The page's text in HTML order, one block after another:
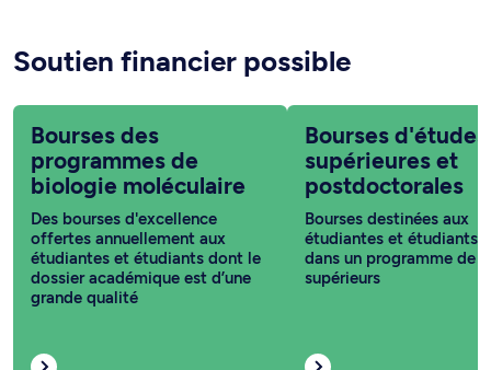
Soutien financier possible
Bourses des
programmes de
biologie moléculaire
Des bourses d'excellence
offertes annuellement aux
étudiantes et étudiants dont le
dossier académique est d’une
grande qualité
Bourses d'études
supérieures et
postdoctorales
Bourses destinées aux
étudiantes et étudiants
dans un programme de
supérieurs